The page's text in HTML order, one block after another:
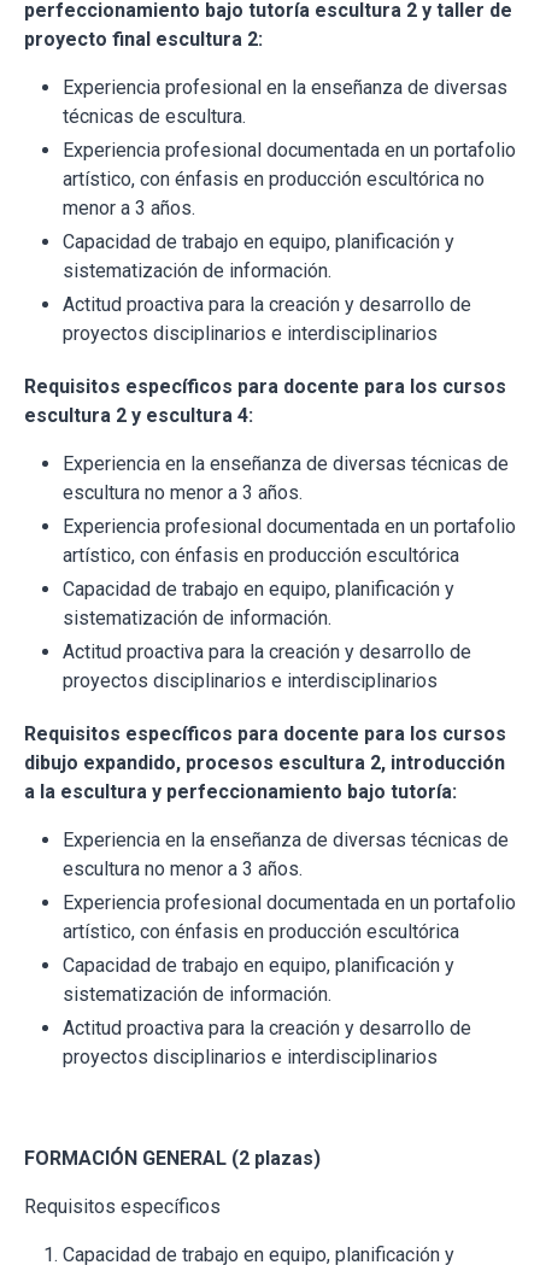
perfeccionamiento bajo tutoría escultura 2 y taller de
proyecto final escultura 2:
Experiencia profesional en la enseñanza de diversas
técnicas de escultura.
Experiencia profesional documentada en un portafolio
artístico, con énfasis en producción escultórica no
menor a 3 años.
Capacidad de trabajo en equipo, planificación y
sistematización de información.
Actitud proactiva para la creación y desarrollo de
proyectos disciplinarios e interdisciplinarios
Requisitos específicos para docente para los cursos
escultura 2 y escultura 4:
Experiencia en la enseñanza de diversas técnicas de
escultura no menor a 3 años.
Experiencia profesional documentada en un portafolio
artístico, con énfasis en producción escultórica
Capacidad de trabajo en equipo, planificación y
sistematización de información.
Actitud proactiva para la creación y desarrollo de
proyectos disciplinarios e interdisciplinarios
Requisitos específicos para docente para los cursos
dibujo expandido, procesos escultura 2, introducción
a la escultura y perfeccionamiento bajo tutoría:
Experiencia en la enseñanza de diversas técnicas de
escultura no menor a 3 años.
Experiencia profesional documentada en un portafolio
artístico, con énfasis en producción escultórica
Capacidad de trabajo en equipo, planificación y
sistematización de información.
Actitud proactiva para la creación y desarrollo de
proyectos disciplinarios e interdisciplinarios
FORMACIÓN GENERAL (2 plazas)
Requisitos específicos
Capacidad de trabajo en equipo, planificación y